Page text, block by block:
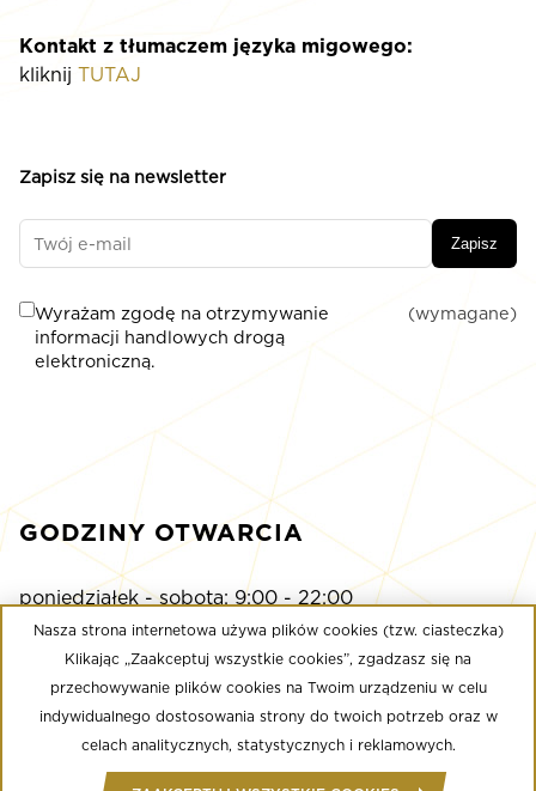
Kontakt z tłumaczem języka migowego:
kliknij TUTAJ
Zapisz się na newsletter
Zapisz
Wyrażam zgodę na otrzymywanie
informacji handlowych drogą
elektroniczną.
(wymagane)
GODZINY OTWARCIA
poniedziałek - sobota: 9:00 - 22:00
niedziela: 9:00 - 21:00
Multikino
poniedziałek - niedziela: 9:00 - do ostatniego seansu
Well Fitness
Nasza strona internetowa używa plików cookies (tzw. ciasteczka)
Klikając „Zaakceptuj wszystkie cookies”, zgadzasz się na
przechowywanie plików cookies na Twoim urządzeniu w celu
indywidualnego dostosowania strony do twoich potrzeb oraz w
celach analitycznych, statystycznych i reklamowych.